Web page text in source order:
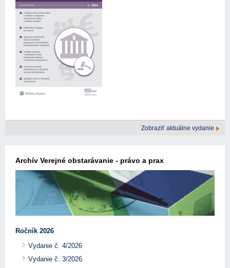
Zobraziť aktuálne vydanie
Archív Verejné obstarávanie - právo a prax
Ročník 2026
Vydanie č. 4/2026
Vydanie č. 3/2026